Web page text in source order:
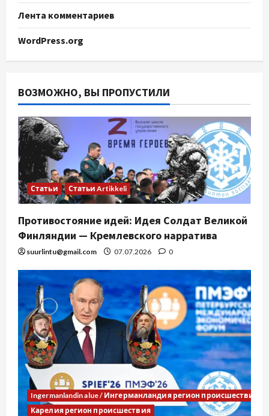
Лента комментариев
WordPress.org
ВОЗМОЖНО, ВЫ ПРОПУСТИЛИ
Статьи Статьи Artikkeli
Противостояние идей: Идея Солдат Великой
Финляндии — Кремлевского нарратива
suurlintu@gmail.com 07.07.2026 0
Ingermanlandin alue / Ингерманландия регион происшествия
Карелия регион происшествия